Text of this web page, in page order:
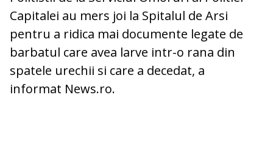
Capitalei au mers joi la Spitalul de Arsi
pentru a ridica mai documente legate de
barbatul care avea larve intr-o rana din
spatele urechii si care a decedat, a
informat News.ro.